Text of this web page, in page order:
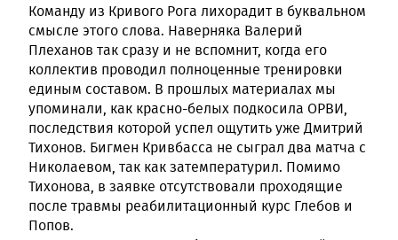
Команду из Кривого Рога лихорадит в буквальном
смысле этого слова. Наверняка Валерий
Плеханов так сразу и не вспомнит, когда его
коллектив проводил полноценные тренировки
единым составом. В прошлых материалах мы
упоминали, как красно-белых подкосила ОРВИ,
последствия которой успел ощутить уже Дмитрий
Тихонов. Бигмен Кривбасса не сыграл два матча с
Николаевом, так как затемпературил. Помимо
Тихонова, в заявке отсутствовали проходящие
после травмы реабилитационный курс Глебов и
Попов.